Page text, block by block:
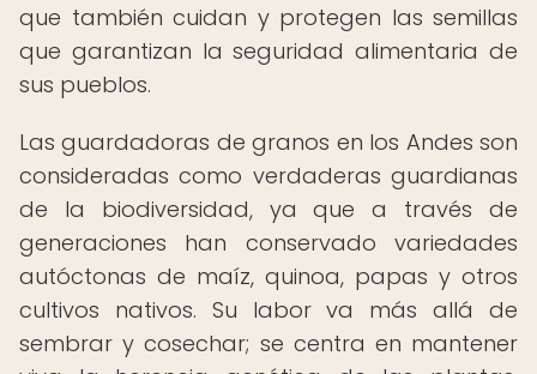
que también cuidan y protegen las semillas
que garantizan la seguridad alimentaria de
sus pueblos.
Las guardadoras de granos en los Andes son
consideradas como verdaderas guardianas
de la biodiversidad, ya que a través de
generaciones han conservado variedades
autóctonas de maíz, quinoa, papas y otros
cultivos nativos. Su labor va más allá de
sembrar y cosechar; se centra en mantener